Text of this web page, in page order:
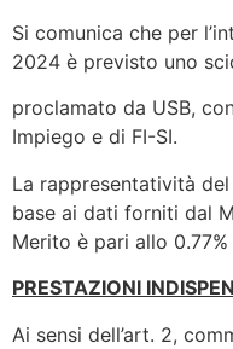
Si comunica che per
2024 è previsto uno
proclamato da USB,
Impiego e di FI-SI.
La rappresentatività
base ai dati forniti dal
Merito è pari allo 0.77%
PRESTAZIONI
Ai sensi dell’art. 2,